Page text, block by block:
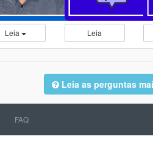
Leia Leia
Leia as perguntas
FAQ